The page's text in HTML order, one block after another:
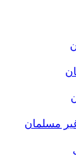
مسلمان